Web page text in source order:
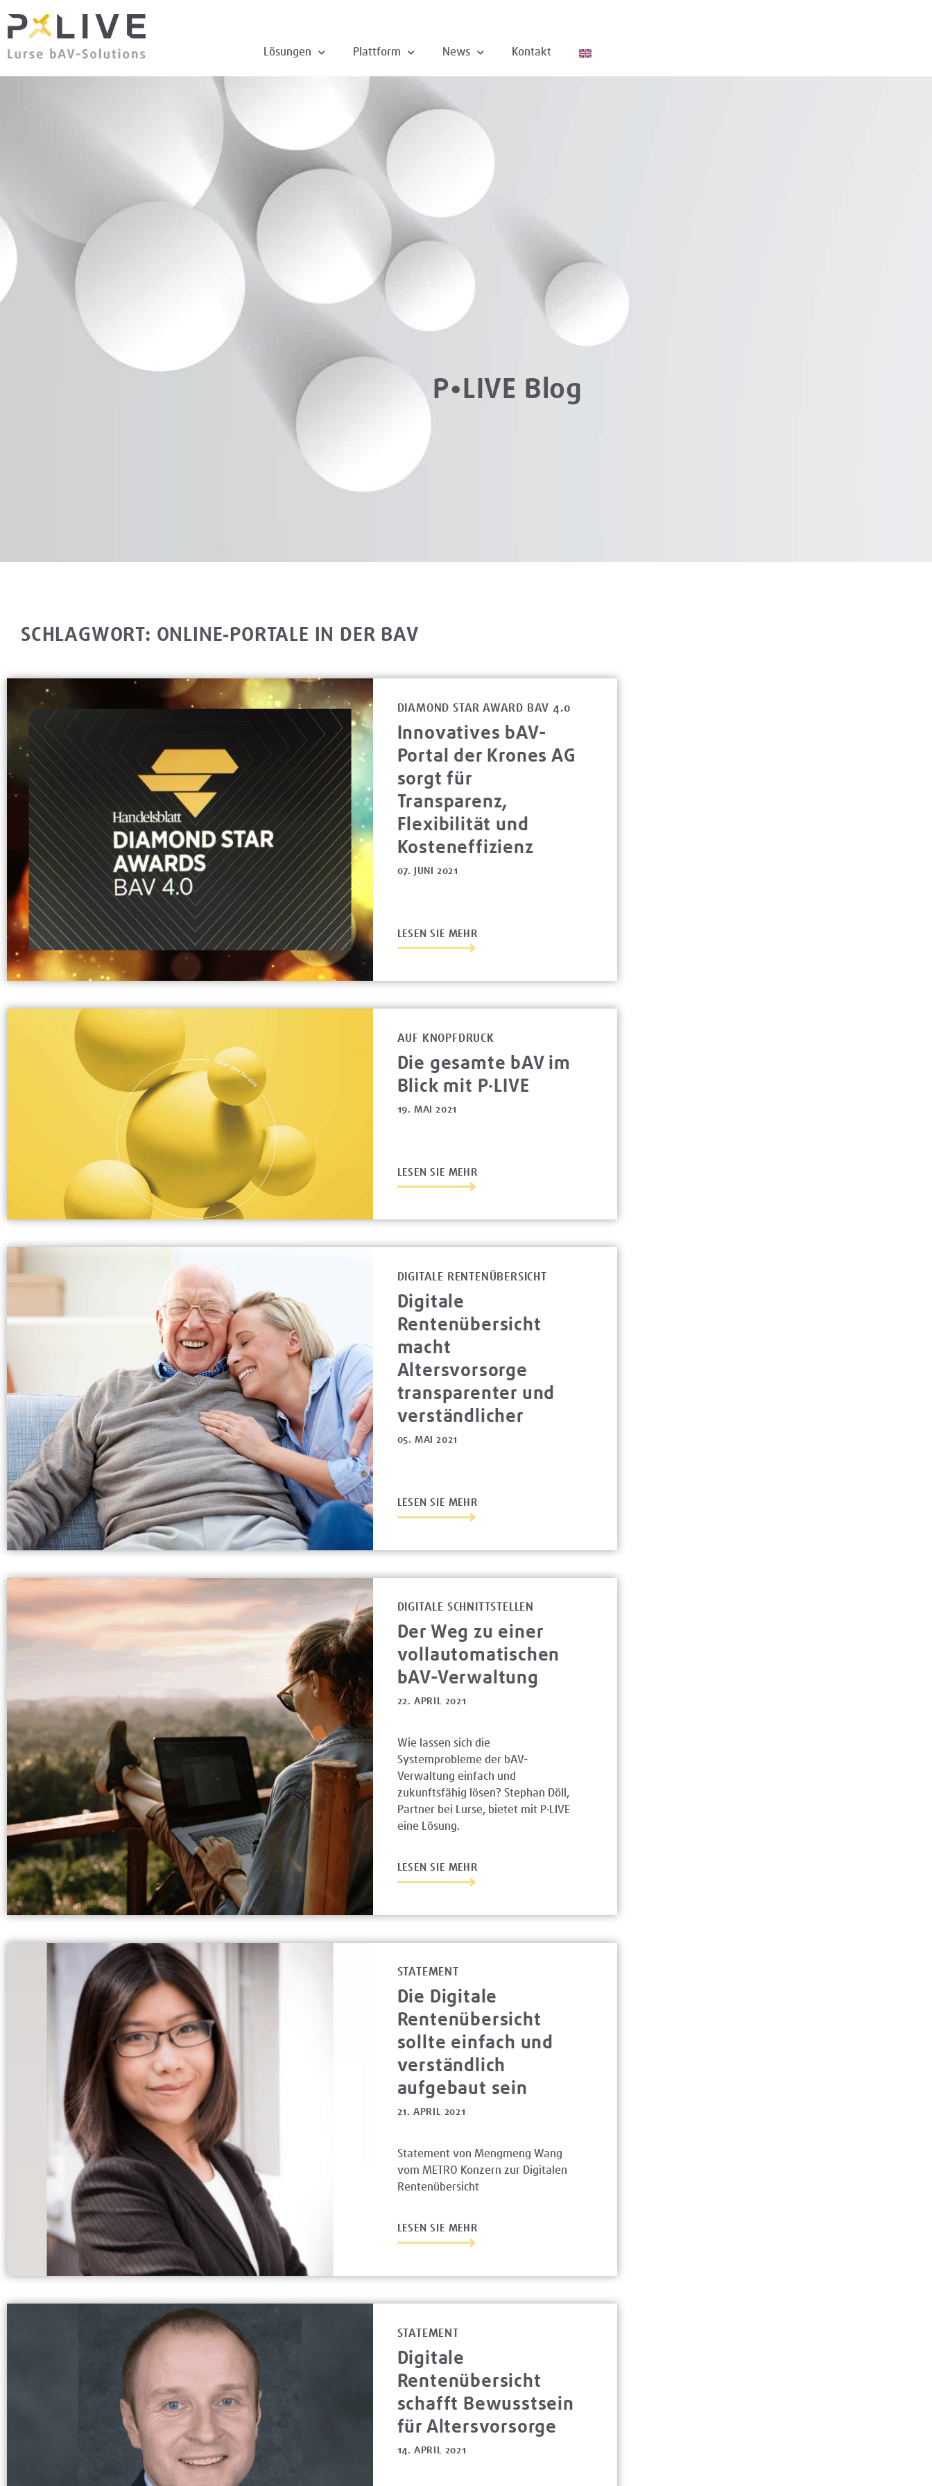
Lösungen Plattform News Kontakt
P•LIVE Blog
SCHLAGWORT: ONLINE‐PORTALE IN DER BAV
DIAMOND STAR AWARD BAV 4.0
Innovatives bAV-
Portal der Krones AG
sorgt für
Transparenz,
Flexibilität und
Kosteneffizienz
07. JUNI 2021
LESEN SIE MEHR
AUF KNOPFDRUCK
Die gesamte bAV im
Blick mit P·LIVE
19. MAI 2021
LESEN SIE MEHR
DIGITALE RENTENÜBERSICHT
Digitale
Rentenübersicht
macht
Altersvorsorge
transparenter und
verständlicher
05. MAI 2021
LESEN SIE MEHR
DIGITALE SCHNITTSTELLEN
Der Weg zu einer
vollautomatischen
bAV-Verwaltung
22. APRIL 2021
Wie lassen sich die
Systemprobleme der bAV-
Verwaltung einfach und
zukunftsfähig lösen? Stephan Döll,
Partner bei Lurse, bietet mit P·LIVE
eine Lösung.
LESEN SIE MEHR
STATEMENT
Die Digitale
Rentenübersicht
sollte einfach und
verständlich
aufgebaut sein
21. APRIL 2021
Statement von Mengmeng Wang
vom METRO Konzern zur Digitalen
Rentenübersicht
LESEN SIE MEHR
STATEMENT
Digitale
Rentenübersicht
schafft Bewusstsein
für Altersvorsorge
14. APRIL 2021